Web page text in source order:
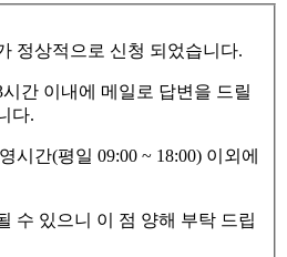
정상적으로 신청 되었습니다.
간 이내에 메일로 답변을 드릴
다.
시간(평일 09:00 ~ 18:00) 이외에
수 있으니 이 점 양해 부탁 드립